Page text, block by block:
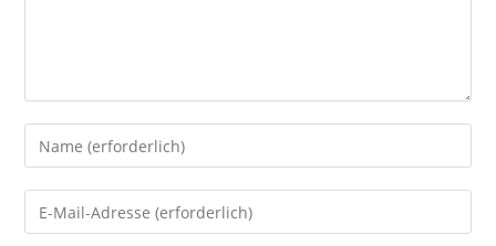
Gib
deinen
Namen
oder
Gib
deine